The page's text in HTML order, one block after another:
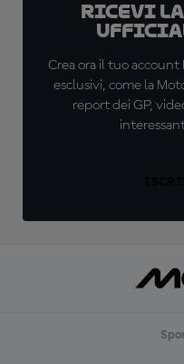
Ricevi
Crea ora il tuo
esclusivi, come la
report dei GP,